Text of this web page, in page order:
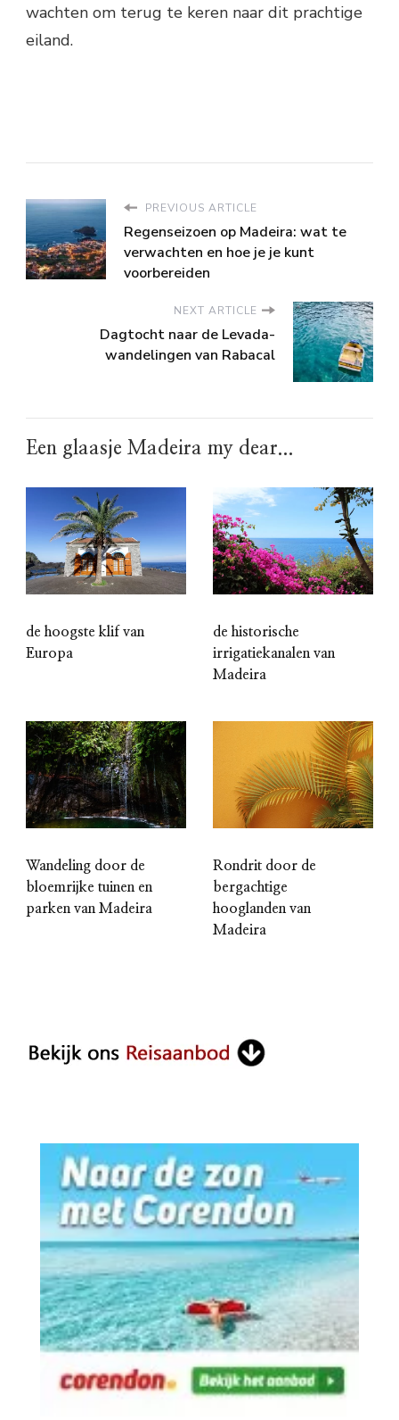
wachten om terug te keren naar dit prachtige
eiland.
PREVIOUS ARTICLE
Regenseizoen op Madeira: wat te
verwachten en hoe je je kunt
voorbereiden
NEXT ARTICLE
Dagtocht naar de Levada-
wandelingen van Rabacal
Een glaasje Madeira my dear...
de hoogste klif van
Europa
de historische
irrigatiekanalen van
Madeira
Wandeling door de
bloemrijke tuinen en
parken van Madeira
Rondrit door de
bergachtige
hooglanden van
Madeira